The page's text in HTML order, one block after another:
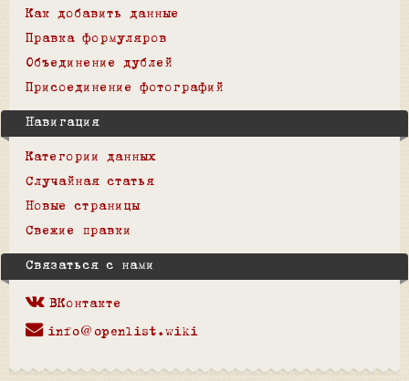
Как добавить данные
Правка формуляров
Объединение дублей
Присоединение фотографий
Навигация
Категории данных
Случайная статья
Новые страницы
Свежие правки
Связаться с нами
ВКонтакте
info@openlist.wiki